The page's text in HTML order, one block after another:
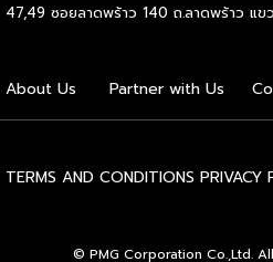
47,49 ซอยลาดพร้าว 140 ถ.ลาดพร้าว แข
About Us Partner with Us
TERMS AND CONDITIONS PRIVACY
© PMG Corporation Co.,Ltd.